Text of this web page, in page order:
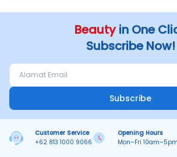
Beautyin One
Subscribe Now!
Subscribe
Customer Service
+62 813 1000 9066
Opening Hours
Mon–Fri